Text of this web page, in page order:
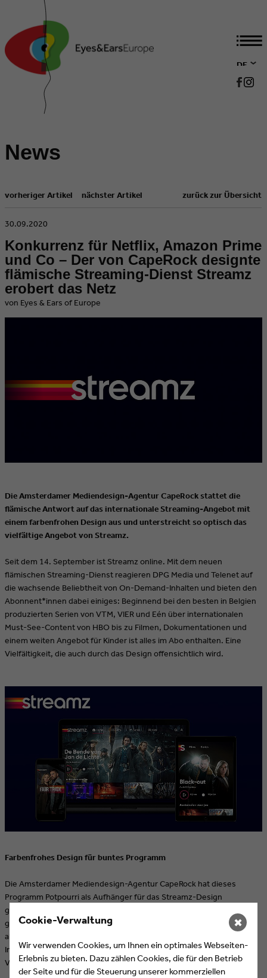
DE
EN
News
vorheriger Artikel zurück zur Übersicht
nächster Artikel
​30.09.2020
Konkurrenz für Netflix, Amazon Prime
und Co – Der von CapeRock designte
flämische Streaming-Dienst Streamz
erobert das Netz
von Eyes & Ears of Europe
Die Amsterdamer Mediendesign-Agentur CapeRock stattet die
flämische Antwort auf das internationale Streaming-Angebot mit
einem farbenfrohen Design aus und unterstreicht so optisch das
vielfältige Angebot von Streamz.
Seit dem 14. September ist Streamz online. Mit dem neuen
flämischen Streaming-Dienst reagieren DPG Media und Telenet auf
die wachsende Beliebtheit von On-Demand-Inhalten und bieten den
Abonnent*innen dabei einiges: Beginnend bei den besten in Belgien
produzierten Serien von VTM, VIER und Eén über internationalen
Must-See-Content von HBO bis zu Filmen, Dokumentationen und
einem weiten Angebot für Kinder ist alles im Abo enthalten. Eine
Vielfältigkeit, die auch durch das Design offensichtlich wird.
Farbenfrohes Design für buntes Programm
Die Amsterdamer Mediendesign-Agentur CapeRock hat dieses
Programm Potpourri als Aufhänger für das Streamz-Design
genommen und durch farbenfrohe Ströme veranschaulicht. Diese
grafischen Streams werden sowohl auf das Logo und die Bewegung
als auch auf das Interface-Design angewendet. Dadurch beginnt der
Inhalt zu leuchten, die Marke wirkt energetisch und sticht aus der
Vielzahl der Streaming-Anbieter heraus.
Cookie-Verwaltung
Wir verwenden Cookies, um Ihnen ein optimales Webseiten-
Erlebnis zu bieten. Dazu zählen Cookies, die für den Betrieb
der Seite und für die Steuerung unserer kommerziellen
✖